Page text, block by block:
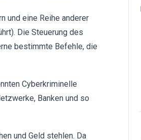
und eine Reihe anderer
Die Steuerung des
bestimmte Befehle, die
Cyberkriminelle
Banken und so
und Geld stehlen. Da